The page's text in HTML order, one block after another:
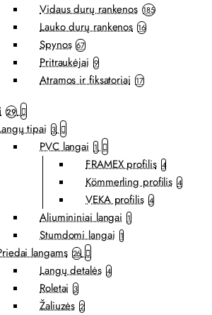
Vidaus durų rankenos 185
Lauko durų rankenos 16
Spynos 67
Pritraukėjai 9
Atramos ir fiksatoriai 17
29
tipai 3
PVC langai 1
FRAMEX profilis 4
Kömmerling profilis 4
VEKA profilis 4
Aliumininiai langai 1
Stumdomi langai 1
langams 26
Langų detalės 4
Roletai 3
Žaliuzės 2